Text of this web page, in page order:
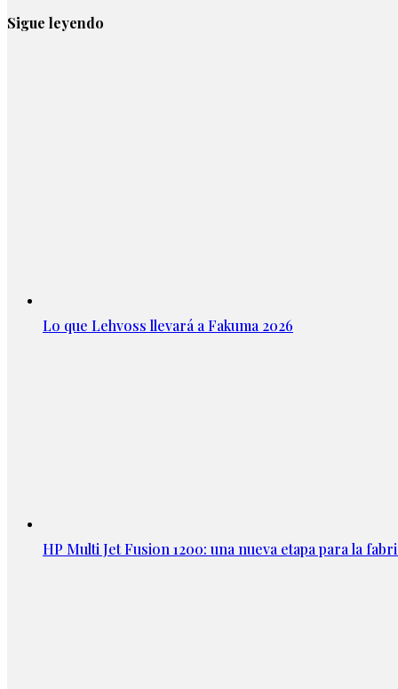
Sigue leyendo
Lo que Lehvoss llevará a Fakuma 2026
HP Multi Jet Fusion 1200: una nueva etapa para la